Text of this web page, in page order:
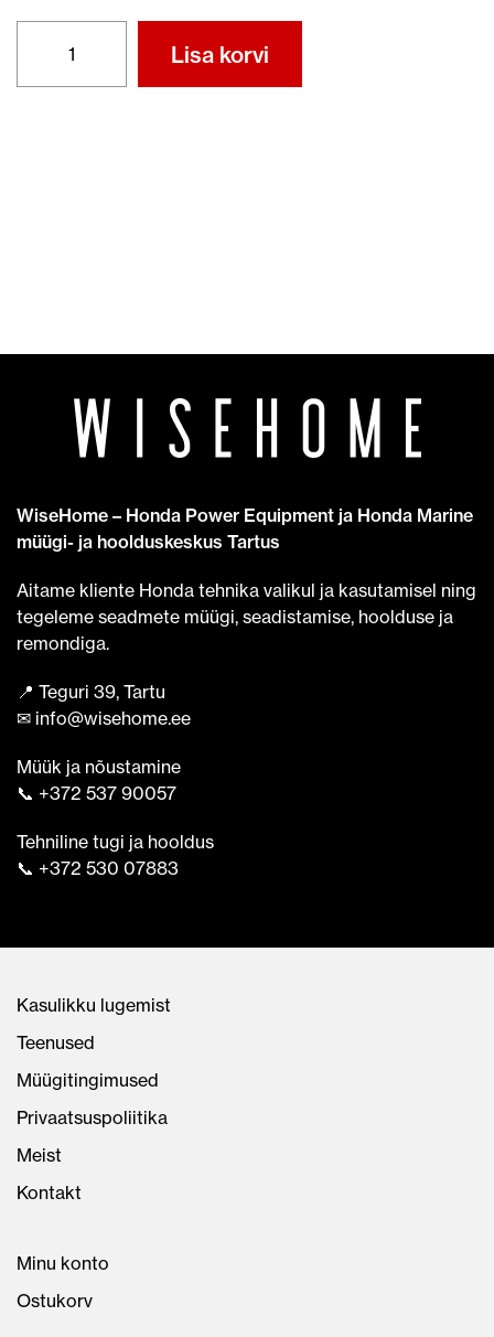
Lisa korvi
WiseHome – Honda Power Equipment ja Honda Marine
müügi- ja hoolduskeskus Tartus
Aitame kliente Honda tehnika valikul ja kasutamisel ning
tegeleme seadmete müügi, seadistamise, hoolduse ja
remondiga.
📍 Teguri 39, Tartu
✉ info@wisehome.ee
Müük ja nõustamine
📞 +372 537 90057
Tehniline tugi ja hooldus
📞 +372 530 07883
Kasulikku lugemist
Teenused
Müügitingimused
Privaatsuspoliitika
Meist
Kontakt
Minu konto
Ostukorv